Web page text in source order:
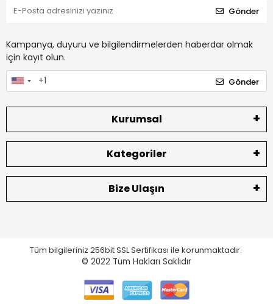
Gönder
Kampanya, duyuru ve bilgilendirmelerden haberdar olmak
için kayıt olun.
Gönder
Kurumsal
Kategoriler
Bize Ulaşın
Tüm bilgileriniz 256bit SSL Sertifikası ile korunmaktadır.
© 2022 Tüm Hakları Saklıdır